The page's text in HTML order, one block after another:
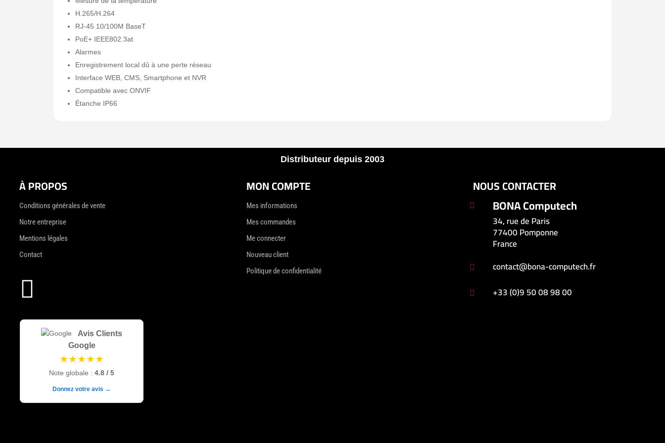
H.265/H.264
RJ-45 10/100M BaseT
PoE+ IEEE802.3at
Alarmes
Enregistrement local dû à une perte réseau
Interface WEB, CMS, Smartphone et NVR
Compatible avec ONVIF
Étanche IP66
Distributeur depuis 2003
À PROPOS
Conditions générales de vente
Notre entreprise
Mentions légales
Contact

Avis Clients
Google
★★★★★
Note globale : 4.8 / 5
Donnez votre avis →
MON COMPTE
Mes informations
Mes commandes
Me connecter
Nouveau client
Politique de confidentialité
NOUS CONTACTER
 BONA Computech
34, rue de Paris
77400 Pomponne
France
 contact@bona-computech.fr
 +33 (0)9 50 08 98 00